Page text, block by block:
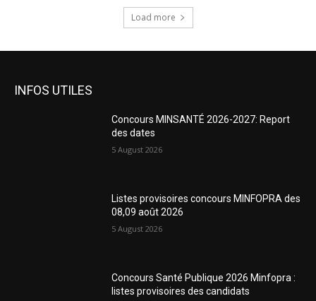
Load more
INFOS UTILES
Concours MINSANTÉ 2026-2027: Report
des dates
5 August 2026
Listes provisoires concours MINFOPRA des
08,09 août 2026
5 August 2026
Concours Santé Publique 2026 Minfopra :
listes provisoires des candidats